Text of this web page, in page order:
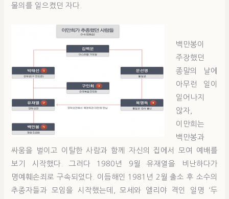
물의를 일으켰던 자다.
백만봉이
주장했던
종말의 날에
아무런 일이
일어나지
않자,
이만희는
백만봉과
싸움을 벌이고 이탈한 사람과 함께 자신의 집에서 모여 예배를
보기 시작했다. 그러다 1980년 9월 유재열을 비난하다가
명예훼손죄로 구속되었다. 이듬해인 1981년 2월 출소 후 소수의
추종자들과 모임을 시작했는데, 모세와 엘리야 격인 일명 ‘두